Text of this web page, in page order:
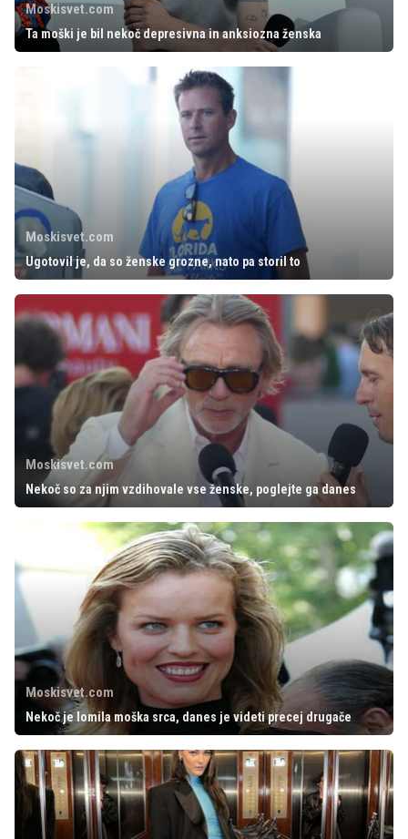
Moskisvet.com
Ta moški je bil nekoč depresivna in anksiozna ženska
Moskisvet.com
Ugotovil je, da so ženske grozne, nato pa storil to
Moskisvet.com
Nekoč so za njim vzdihovale vse ženske, poglejte ga danes
Moskisvet.com
Nekoč je lomila moška srca, danes je videti precej drugače